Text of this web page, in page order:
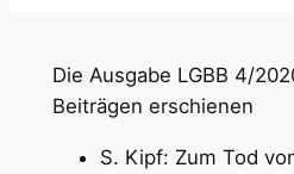
Die Ausgabe LGBB 4/
Beiträgen erschienen
S. Kipf: Zum Tod